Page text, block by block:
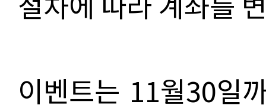
이벤트는 11월30일